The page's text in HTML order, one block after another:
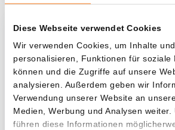
Diese Webseite verwendet Cookies
Wir verwenden Cookies, um Inhalte
personalisieren, Funktionen für soziale
können und die Zugriffe auf unsere
analysieren. Außerdem geben wir
Verwendung unserer Website an
Medien, Werbung und Analysen weiter.
führen diese Informationen
Was, wenn ich...?
Zie hoeveel waarde je vandaag
je dollar-cost averaging had
verschillende
Hätte investiert In